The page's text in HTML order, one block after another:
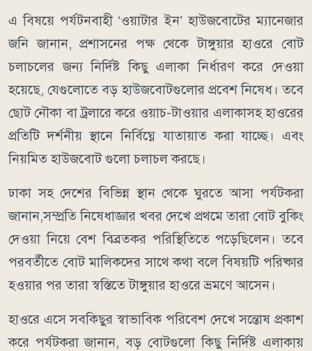
​এ বিষয়ে পর্যটনবাহী ‘ওয়াটার ইন’ হাউজবোটের ম্যানেজার
জনি জানান, প্রশাসনের পক্ষ থেকে টাঙ্গুয়ার হাওরে বোট
চলাচলের জন্য নির্দিষ্ট কিছু এলাকা নির্ধারণ করে দেওয়া
হয়েছে, যেগুলোতে বড় হাউজবোটগুলোর প্রবেশ নিষেধ। তবে
ছোট নৌকা বা ট্রলারে করে ওয়াচ-টাওয়ার এলাকাসহ হাওরের
প্রতিটি দর্শনীয় স্থানে নির্বিঘ্নে যাতায়াত করা যাচ্ছে। এবং
নিয়মিত হাউজবোট গুলো চলাচল করছে।
​ঢাকা সহ দেশের বিভিন্ন স্থান থেকে ঘুরতে আসা পর্যটকরা
জানান,সম্প্রতি নিষেধাজ্ঞার খবর দেখে প্রথমে তারা বোট বুকিং
দেওয়া নিয়ে বেশ বিব্রতকর পরিস্থিতিতে পড়েছিলেন। তবে
পরবর্তীতে বোট মালিকদের সাথে কথা বলে বিষয়টি পরিষ্কার
হওয়ার পর তারা স্বস্তিতে টাঙ্গুয়ার হাওরে ভ্রমণে আসেন।
​হাওরে এসে সবকিছুর স্বাভাবিক পরিবেশ দেখে সন্তোষ প্রকাশ
করে পর্যটকরা জানান, বড় বোটগুলো কিছু নির্দিষ্ট এলাকায়